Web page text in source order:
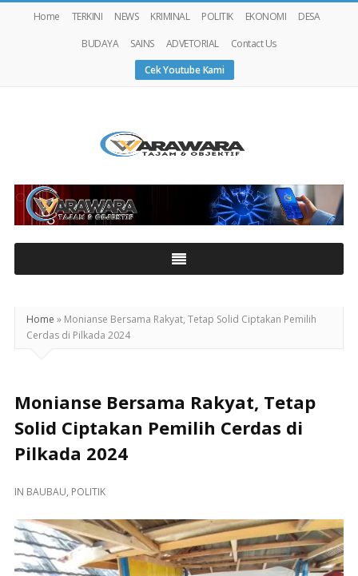
Home TERKINI NEWS KRIMINAL POLITIK EKONOMI
DESA
BUDAYA
SAINS ADVETORIAL
Contact Us
Cek Youtube Kami
Home » Monianse Bersama Rakyat, Tetap Solid Ciptakan Pemilih
Cerdas di Pilkada 2024
Monianse Bersama Rakyat, Tetap
Solid Ciptakan Pemilih Cerdas di
Pilkada 2024
IN BAUBAU, POLITIK